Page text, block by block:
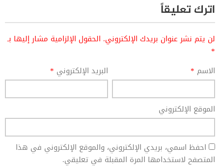
اترك تعليقاً
لن يتم نشر عنوان بريدك الإلكتروني. الحقول الإلزامية مشار إليها بـ
*
الاسم * البريد الإلكتروني *
الموقع الإلكتروني
احفظ اسمي، بريدي الإلكتروني، والموقع الإلكتروني في هذا
المتصفح لاستخدامها المرة المقبلة في تعليقي.